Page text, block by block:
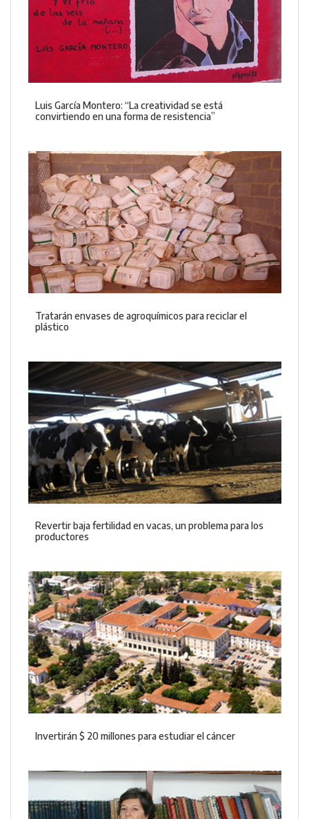
Luis García Montero: “La creatividad se está
convirtiendo en una forma de resistencia”
Tratarán envases de agroquímicos para reciclar el
plástico
Revertir baja fertilidad en vacas, un problema para los
productores
Invertirán $ 20 millones para estudiar el cáncer